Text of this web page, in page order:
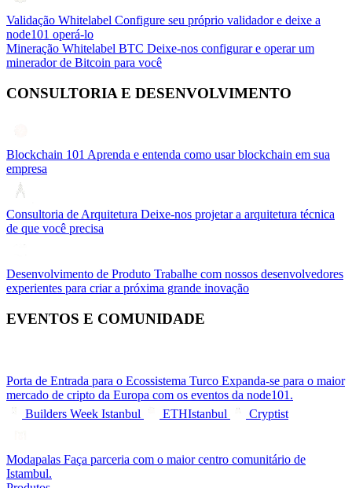
Validação Whitelabel Configure seu próprio validador e deixe a
node101 operá-lo
Mineração Whitelabel BTC Deixe-nos configurar e operar um
minerador de Bitcoin para você
CONSULTORIA E DESENVOLVIMENTO
Blockchain 101 Aprenda e entenda como usar blockchain em sua
empresa
Consultoria de Arquitetura Deixe-nos projetar a arquitetura técnica
de que você precisa
Desenvolvimento de Produto Trabalhe com nossos desenvolvedores
experientes para criar a próxima grande inovação
EVENTOS E COMUNIDADE
Porta de Entrada para o Ecossistema Turco Expanda-se para o maior
mercado de cripto da Europa com os eventos da node101.
Builders Week Istanbul
ETHIstanbul Cryptist
Modapalas Faça parceria com o maior centro comunitário de
Istambul.